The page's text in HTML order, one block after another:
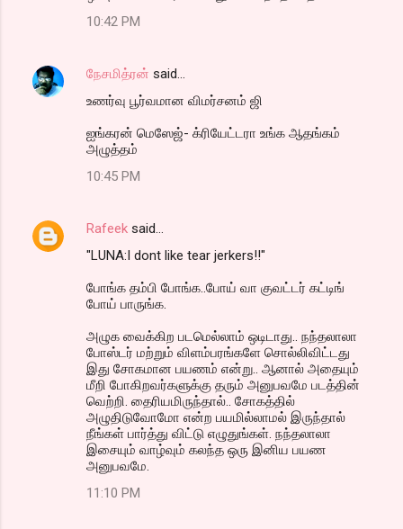
10:42 PM
நேசமித்ரன் said…
உணர்வு பூர்வமான விமர்சனம் ஜி
ஐங்கரன் மெஸேஜ்- க்ரியேட்டரா உங்க ஆதங்கம்
அழுத்தம்
10:45 PM
Rafeek said…
"LUNA:I dont like tear jerkers!!"
போங்க தம்பி போங்க..போய் வா குவட்டர் கட்டிங்
போய் பாருங்க.
அழுக வைக்கிற படமெல்லாம் ஒடிடாது.. நந்தலாலா
போஸ்டர் மற்றும் விளம்பரங்களே சொல்லிவிட்டது
இது சோகமான பயணம் என்று.. ஆனால் அதையும்
மீறி போகிறவர்களுக்கு தரும் அனுபவமே படத்தின்
வெற்றி. தைரியமிருந்தால்.. சோகத்தில்
அழுதிடுவோமோ என்ற பயமில்லாமல் இருந்தால்
நீங்கள் பார்த்து விட்டு எழுதுங்கள். நந்தலாலா
இசையும் வாழ்வும் கலந்த ஒரு இனிய பயண
அனுபவமே.
11:10 PM